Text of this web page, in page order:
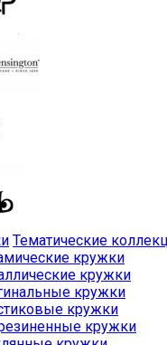
Тематические
кружки
кружки
кружки
кружки
кружки